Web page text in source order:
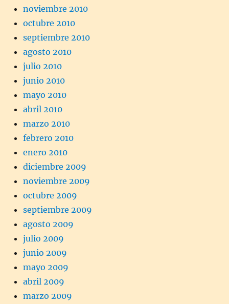
noviembre 2010
octubre 2010
septiembre 2010
agosto 2010
julio 2010
junio 2010
mayo 2010
abril 2010
marzo 2010
febrero 2010
enero 2010
diciembre 2009
noviembre 2009
octubre 2009
septiembre 2009
agosto 2009
julio 2009
junio 2009
mayo 2009
abril 2009
marzo 2009